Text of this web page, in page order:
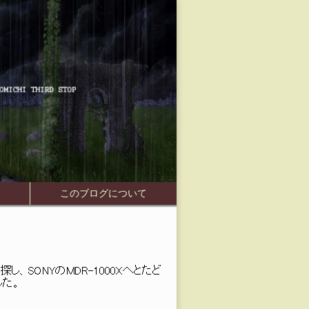
content
このブログについて
、SONYのMDR-1000Xへとたど
。